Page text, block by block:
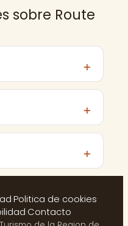
sobre Route
·Politica de cookies·
·Contacto